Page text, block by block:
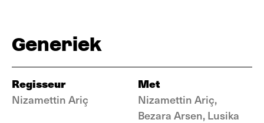
Generiek
Regisseur
Nizamettin Ariç
Met
Nizamettin Ariç,
Bezara Arsen, Lusika